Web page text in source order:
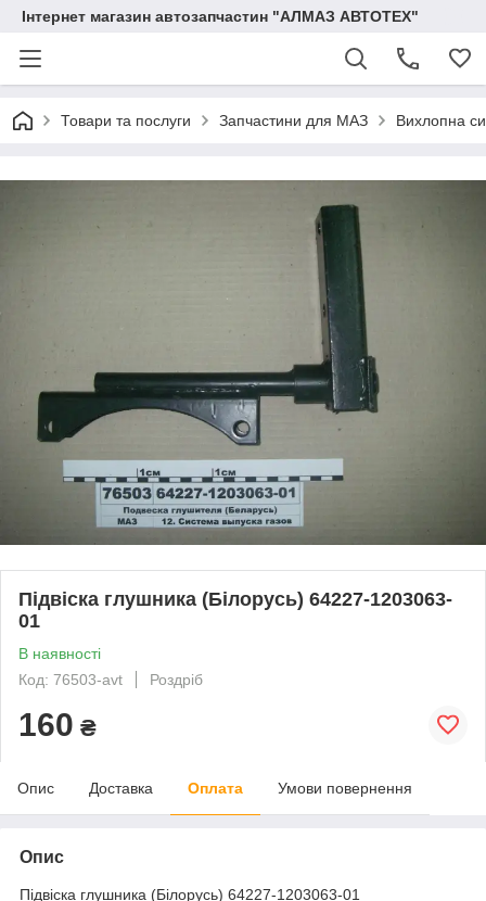
Інтернет магазин автозапчастин "АЛМАЗ АВТОТЕХ"
Товари та послуги Запчастини для МАЗ Вихлопна
Підвіска глушника (Білорусь) 64227-1203063-
01
В наявності
Код: 76503-avt
Роздріб
160 ₴
Опис Доставка Оплата Умови повернення
Опис
Підвіска глушника (Білорусь) 64227-1203063-01